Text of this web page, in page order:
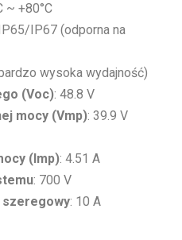
~ +80°C
IP67 (odporna na
wysoka wydajność)
(Voc): 48.8 V
mocy (Vmp): 39.9 V
(Imp): 4.51 A
: 700 V
szeregowy: 10 A